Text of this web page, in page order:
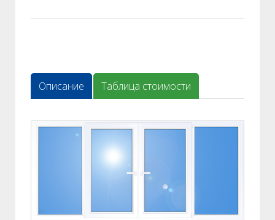
Описание Таблица стоимости